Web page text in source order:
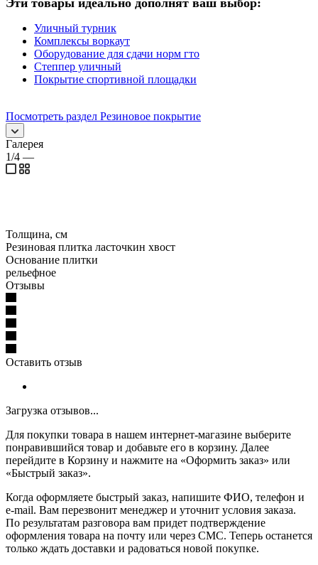
Уличный турник
Комплексы воркаут
Оборудование для сдачи норм гто
Степпер уличный
Покрытие спортивной площадки
Посмотреть раздел Резиновое покрытие
Галерея
1/4 —
Толщина, см
Резиновая плитка ласточкин хвост
Основание плитки
рельефное
Отзывы
Оставить отзыв
Загрузка отзывов...
Для покупки товара в нашем интернет-магазине выберите
понравившийся товар и добавьте его в корзину. Далее
перейдите в Корзину и нажмите на «Оформить заказ» или
«Быстрый заказ».
Когда оформляете быстрый заказ, напишите ФИО, телефон и
e-mail. Вам перезвонит менеджер и уточнит условия заказа.
По результатам разговора вам придет подтверждение
оформления товара на почту или через СМС. Теперь останется
только ждать доставки и радоваться новой покупке.